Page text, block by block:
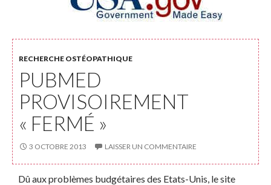
RECHERCHE OSTÉOPATHIQUE
PUBMED
PROVISOIREMENT
« FERMÉ »
3 OCTOBRE 2013 LAISSER UN COMMENTAIRE
Dû aux problèmes budgétaires des Etats-Unis, le site